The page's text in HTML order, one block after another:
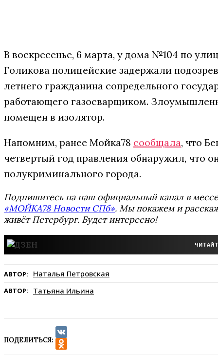
В воскресенье, 6 марта, у дома №104 по
Голикова полицейские задержали
летнего гражданина сопредельного
работающего газосварщиком.
помещен в изолятор.
Напомним, ранее Мойка78 сообщала, что
четвертый год правления обнаружил, что
полукриминального города.
Подпишитесь на наш официальный канал в
«МОЙКА78 Новости СПб». Мы покажем и
живёт Петербург. Будет интересно!
АВТОР: Наталья Петровская
АВТОР: Татьяна Ильина
ПОДЕЛИТЬСЯ:
VK